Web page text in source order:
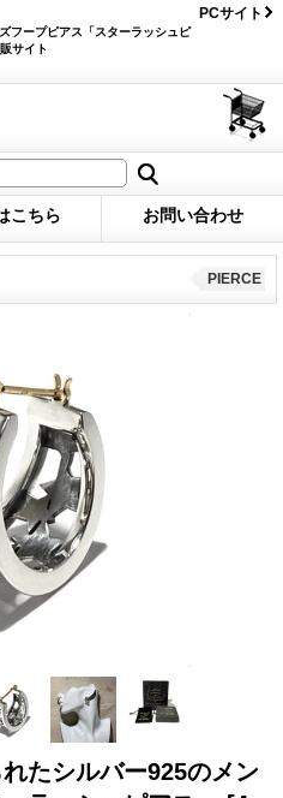
フープピアス「スターラッシュピ
サイト
PCサイト
こちら お問い合わせ
PIERCE
たシルバー925のメン